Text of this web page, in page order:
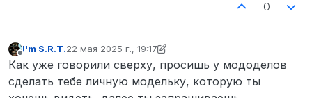
0
I'm S.R.T.22 мая 2025 г., 19:17
отредактировано I'm S.R.T.
Как уже говорили сверху, просишь у мододелов
сделать тебе личную модельку, которую ты